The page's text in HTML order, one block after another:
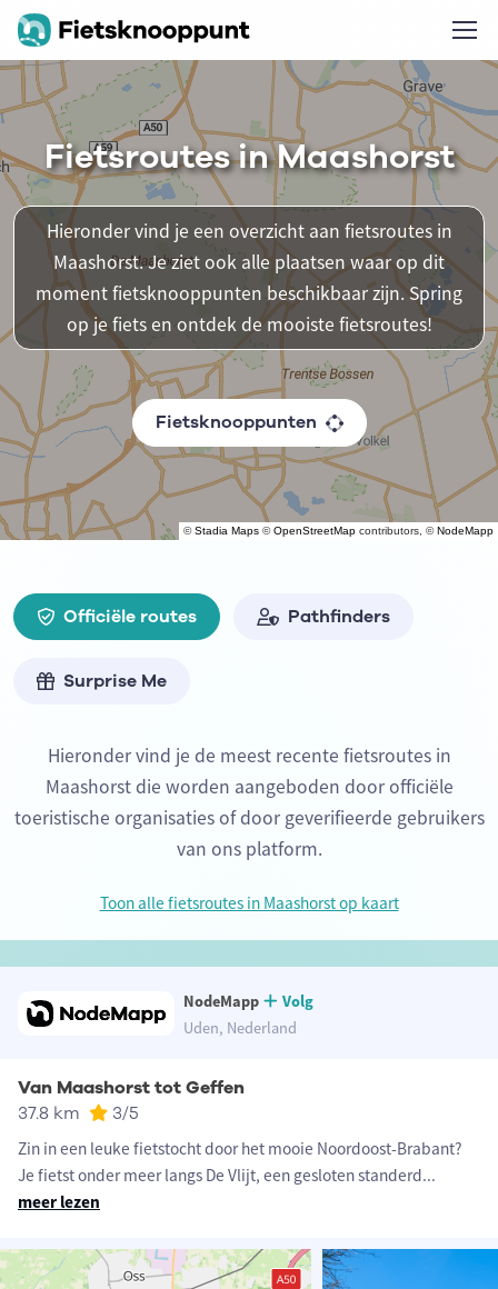
©Stadia Maps ©OpenStreetMap contributors, ©NodeMapp
Fietsroutes in Maashorst
Hieronder vind je een overzicht aan fietsroutes in
Maashorst. Je ziet ook alle plaatsen waar op dit
moment fietsknooppunten beschikbaar zijn. Spring
op je fiets en ontdek de mooiste fietsroutes!
Fietsknooppunten
Officiële routes Pathfinders
Surprise Me
Hieronder vind je de meest recente fietsroutes in
Maashorst die worden aangeboden door officiële
toeristische organisaties of door geverifieerde gebruikers
van ons platform.
Toon alle fietsroutes in Maashorst op kaart
NodeMapp
Volg
Uden, Nederland
Van Maashorst tot Geffen
37.8 km 3/5
Zin in een leuke fietstocht door het mooie Noordoost-Brabant?
Je fietst onder meer langs De Vlijt, een gesloten standerd...
meer lezen